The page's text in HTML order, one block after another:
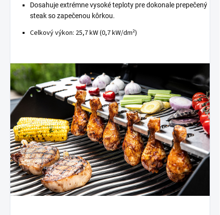
Dosahuje extrémne vysoké teploty pre dokonale prepečený
steak so zapečenou kôrkou.
Celkový výkon: 25,7 kW (0,7 kW/dm²)